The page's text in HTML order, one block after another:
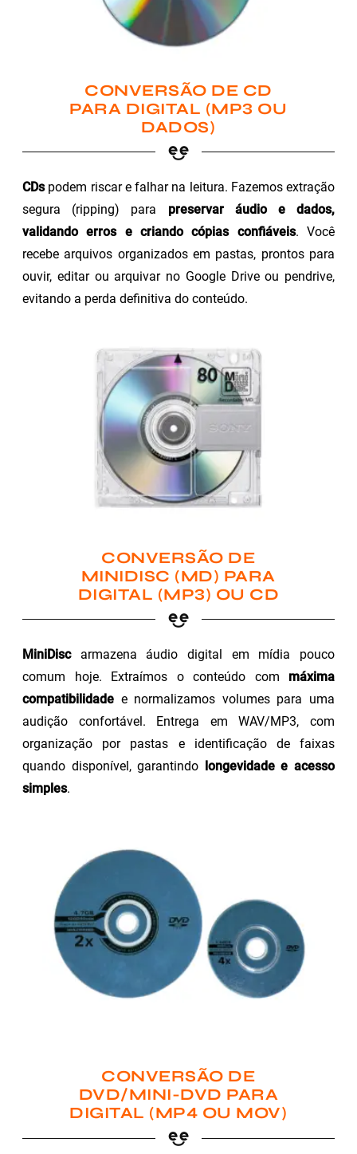
CONVERSÃO DE CD
PARA DIGITAL (MP3 OU
DADOS)
CDspodem riscar e falhar na leitura. Fazemos extração
segura (ripping) para preservar áudio e dados,
validando erros e criando cópias confiáveis. Você
recebe arquivos organizados em pastas, prontos para
ouvir, editar ou arquivar no Google Drive ou pendrive,
evitando a perda definitiva do conteúdo.
CONVERSÃO DE
MINIDISC (MD) PARA
DIGITAL (MP3) OU CD
MiniDiscarmazena áudio digital em mídia pouco
comum hoje. Extraímos o conteúdo com máxima
compatibilidade e normalizamos volumes para uma
audição confortável. Entrega em WAV/MP3, com
organização por pastas e identificação de faixas
quando disponível, garantindo longevidade e acesso
simples.
CONVERSÃO DE
DVD/MINI-DVD PARA
DIGITAL (MP4 OU MOV)